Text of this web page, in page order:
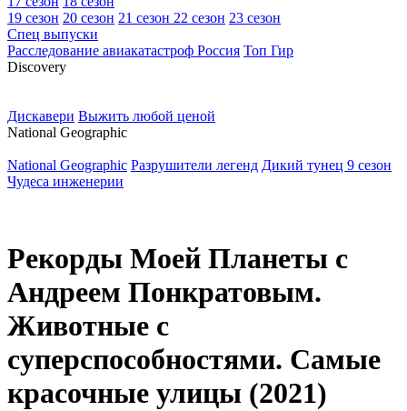
19 сезон 20 сезон 21 сезон 22 сезон 23 сезон
Спец выпуски
Расследование авиакатастроф Россия Топ Гир
Discovery
Дискавери Выжить любой ценой
National Geographic
National Geographic Разрушители легенд Дикий тунец 9 сезон
Чудеса инженерии
Рекорды Моей Планеты с
Андреем Понкратовым.
Животные с
суперспособностями. Самые
красочные улицы (2021)